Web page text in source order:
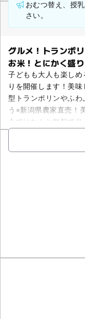
おむつ替え、授
さい。
グルメ！トランポ
お米！とにかく盛
子どもも大人も楽し
りを開催します！美
型トランポリンやふ
う⭐︎新潟県農家直売
会ではなんと無料で